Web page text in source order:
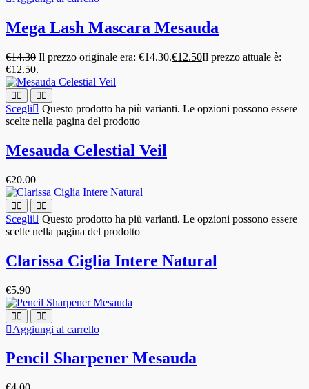
Mega Lash Mascara Mesauda
€14.30 Il prezzo originale era: €14.30.€12.50Il prezzo attuale è:
€12.50.
Scegli
Questo prodotto ha più varianti. Le opzioni possono essere
scelte nella pagina del prodotto
Mesauda Celestial Veil
€20.00
Scegli
Questo prodotto ha più varianti. Le opzioni possono essere
scelte nella pagina del prodotto
Clarissa Ciglia Intere Natural
€5.90
Aggiungi al carrello
Pencil Sharpener Mesauda